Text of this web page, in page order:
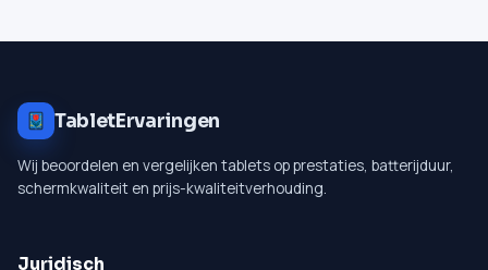
TabletErvaringen
Wij beoordelen en vergelijken tablets op prestaties, batterijduur,
schermkwaliteit en prijs-kwaliteitverhouding.
Juridisch